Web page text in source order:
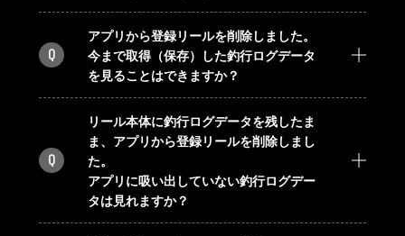
Q
アプリから登録リールを削除しました。
今まで取得（保存）した釣行ログデータ
を見ることはできますか？
Q
リール本体に釣行ログデータを残したま
ま、アプリから登録リールを削除しまし
た。
アプリに吸い出していない釣行ログデー
タは見れますか？